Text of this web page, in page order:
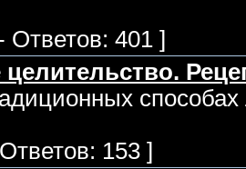
Ответов: 401 ]
способах
153 ]